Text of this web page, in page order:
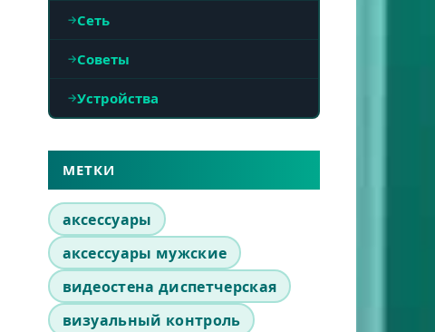
Сеть
Советы
Устройства
МЕТКИ
аксессуары
аксессуары мужские
видеостена диспетчерская
визуальный контроль